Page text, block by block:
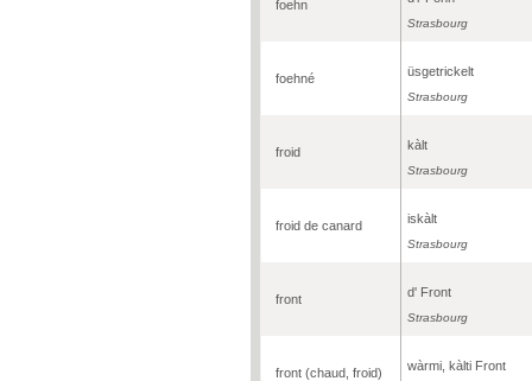
foehn
Strasbourg
foehné üsgetrickelt
Strasbourg
froid kàlt
Strasbourg
froid de canard iskàlt
Strasbourg
front d' Front
Strasbourg
front (chaud, froid) wàrmi, kàlti Front